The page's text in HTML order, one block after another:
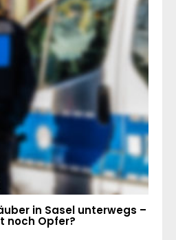
in Sasel unterwegs –
noch Opfer?